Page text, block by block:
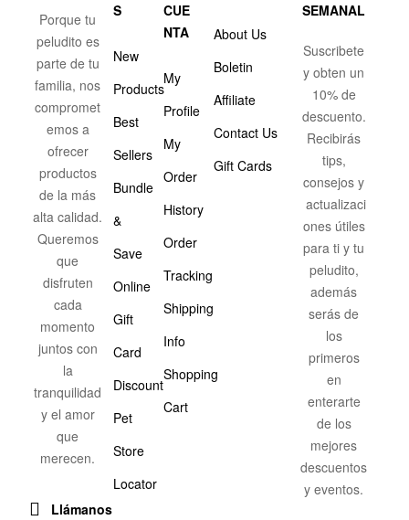
Porque tu
peludito es
parte de tu
familia, nos
compromet
emos a
ofrecer
productos
de la más
alta calidad.
Queremos
que
disfruten
cada
momento
juntos con
la
tranquilidad
y el amor
que
merecen.
Llámanos
S
New
Products
Best
Sellers
Bundle
&
Save
Online
Gift
Card
Discount
Pet
Store
Locator
CUE
NTA
My
Profile
My
Order
History
Order
Tracking
Shipping
Info
Shopping
Cart
About Us
Boletin
Affiliate
Contact Us
Gift Cards
SEMANAL
Suscribete
y obten un
10% de
descuento.
Recibirás
tips,
consejos y
actualizaci
ones útiles
para ti y tu
peludito,
además
serás de
los
primeros
en
enterarte
de los
mejores
descuentos
y eventos.